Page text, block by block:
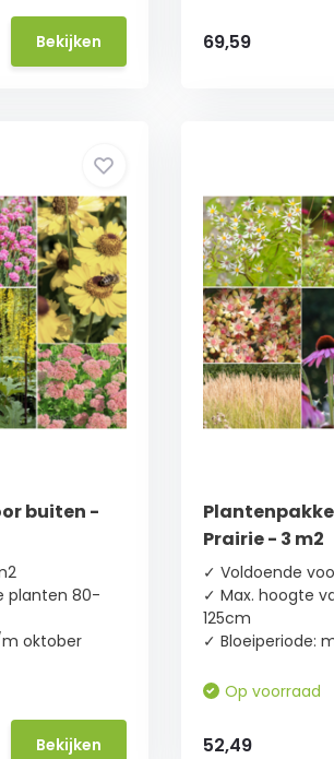
Bekijken 69,59
buiten -
planten 80-
oktober
Bekijken
Prairie - 3 m2
✓ Voldoende
✓ Max. hoogte
125cm
✓ Bloeiperiode:
Op voorraad
52,49